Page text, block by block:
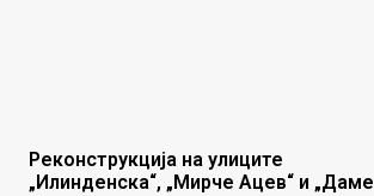
Реконструкција на улиците
„Илинденска“, „Мирче Ацев“ и „Даме